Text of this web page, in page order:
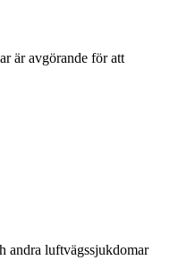
är avgörande för att
andra luftvägssjukdomar